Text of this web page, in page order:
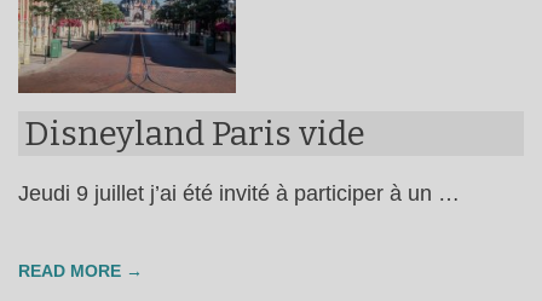
Disneyland Paris vide
Jeudi 9 juillet j’ai été invité à participer à un …
READ MORE →